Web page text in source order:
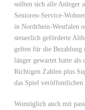
sollten sich alle Anleger
Senioren-Service-
in Nordrhein-Westfalen
steuerlich geförderte
gelten für die
länger gewartet hatte als
Richtigen Zahlen plus
das Spiel
Womöglich auch mit